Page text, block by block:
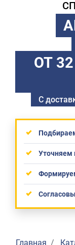
ОТ
С
Уточняем
Главная